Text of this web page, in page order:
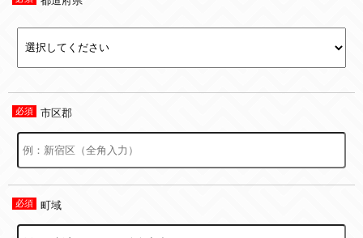
市区郡
町域